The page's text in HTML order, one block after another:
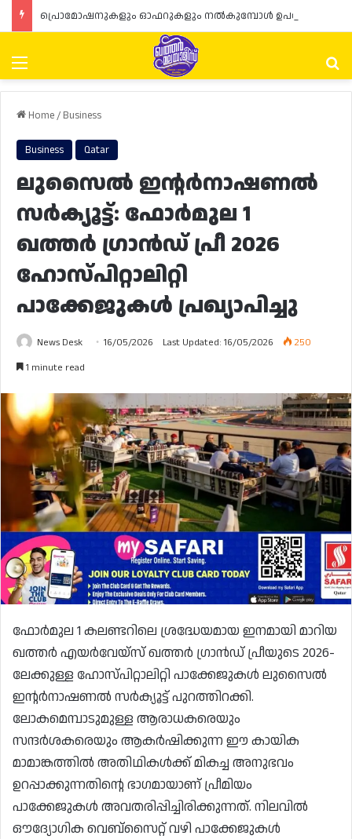
Menu
Home/ Business
Business Qatar
ലുസൈൽ ഇന്റർനാഷണൽ
സർക്യൂട്ട്: ഫോർമുല 1
ഖത്തർ ഗ്രാൻഡ് പ്രീ 2026
ഹോസ്പിറ്റാലിറ്റി
പാക്കേജുകൾ പ്രഖ്യാപിച്ചു
News Desk 16/05/2026 Last Updated: 16/05/2026
250
1 minute read
ഫോർമുല 1 കലണ്ടറിലെ ശ്രദ്ധേയമായ ഇനമായി മാറിയ
ഖത്തർ എയർവേയ്‌സ് ഖത്തർ ഗ്രാൻഡ് പ്രീയുടെ 2026-
ലേക്കുള്ള ഹോസ്പിറ്റാലിറ്റി പാക്കേജുകൾ ലുസൈൽ
ഇന്റർനാഷണൽ സർക്യൂട്ട് പുറത്തിറക്കി.
ലോകമെമ്പാടുമുള്ള ആരാധകരെയും
സന്ദർശകരെയും ആകർഷിക്കുന്ന ഈ കായിക
മാമാങ്കത്തിൽ അതിഥികൾക്ക് മികച്ച അനുഭവം
ഉറപ്പാക്കുന്നതിന്റെ ഭാഗമായാണ് പ്രീമിയം
പാക്കേജുകൾ അവതരിപ്പിച്ചിരിക്കുന്നത്. നിലവിൽ
ഔദ്യോഗിക വെബ്‌സൈറ്റ് വഴി പാക്കേജുകൾ